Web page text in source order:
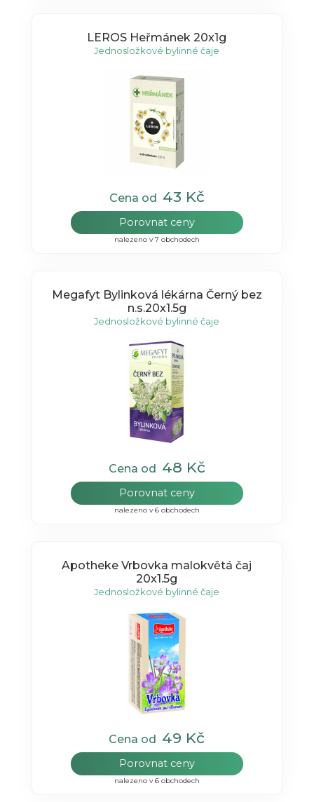
LEROS Heřmánek 20x1g
Jednosložkové bylinné čaje
Cena od 43 Kč
Porovnat ceny
nalezeno v 7 obchodech
Megafyt Bylinková lékárna Černý bez
n.s.20x1.5g
Jednosložkové bylinné čaje
Cena od 48 Kč
Porovnat ceny
nalezeno v 6 obchodech
Apotheke Vrbovka malokvětá čaj
20x1.5g
Jednosložkové bylinné čaje
Cena od 49 Kč
Porovnat ceny
nalezeno v 6 obchodech